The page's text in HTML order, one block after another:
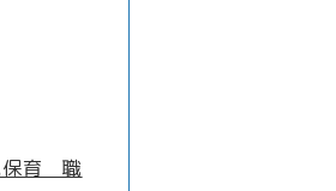
保育 職